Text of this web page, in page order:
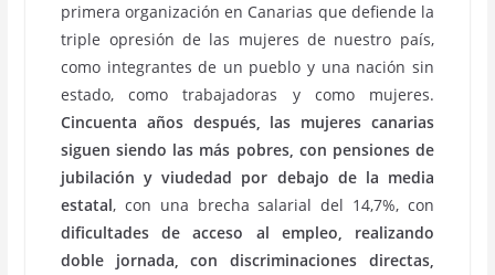
primera organización en Canarias que defiende la
triple opresión de las mujeres de nuestro país,
como integrantes de un pueblo y una nación sin
estado, como trabajadoras y como mujeres.
Cincuenta años después, las mujeres canarias
siguen siendo las más pobres, con pensiones de
jubilación y viudedad por debajo de la media
estatal, con una brecha salarial del 14,7%, con
dificultades de acceso al empleo, realizando
doble jornada, con discriminaciones directas,